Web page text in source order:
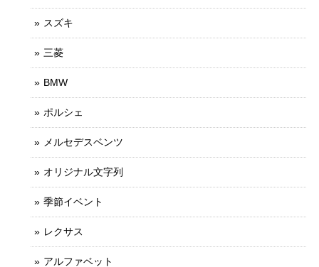
スズキ
三菱
BMW
ポルシェ
メルセデスベンツ
オリジナル文字列
季節イベント
レクサス
アルファベット